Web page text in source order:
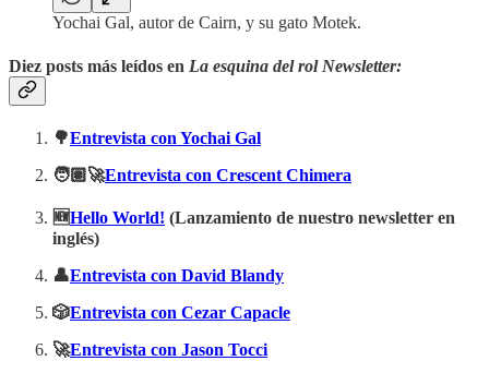
Yochai Gal, autor de Cairn, y su gato Motek.
Diez posts más leídos en La esquina del rol Newsletter:
🌳Entrevista con Yochai Gal
🧑🏽‍🚀Entrevista con Crescent Chimera
🆕Hello World! (Lanzamiento de nuestro newsletter en
inglés)
👤Entrevista con David Blandy
🎲Entrevista con Cezar Capacle
🚀Entrevista con Jason Tocci